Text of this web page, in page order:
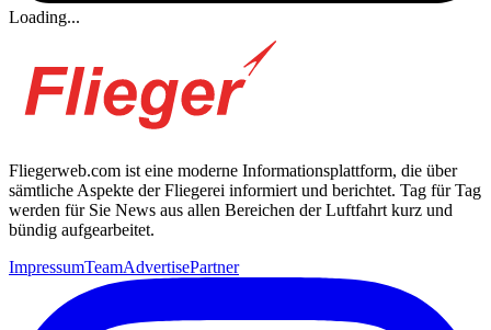
Loading...
Fliegerweb.com ist eine moderne Informationsplattform, die über
sämtliche Aspekte der Fliegerei informiert und berichtet. Tag für Tag
werden für Sie News aus allen Bereichen der Luftfahrt kurz und
bündig aufgearbeitet.
ImpressumTeamAdvertisePartner